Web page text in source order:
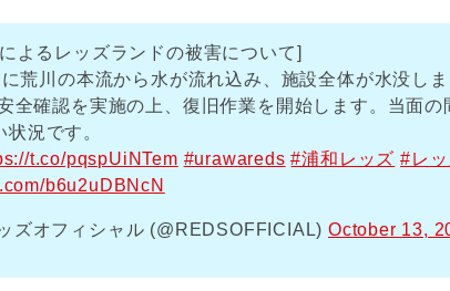
よるレッズランドの被害について]
荒川の本流から水が流れ込み、施設全体が水没し
全確認を実施の上、復旧作業を開始します。当面の
況です。
t.co/pqspUiNTem #urawareds #浦和レッズ #レ
b6u2uDBNcN
ズオフィシャル (@REDSOFFICIAL)October 13,